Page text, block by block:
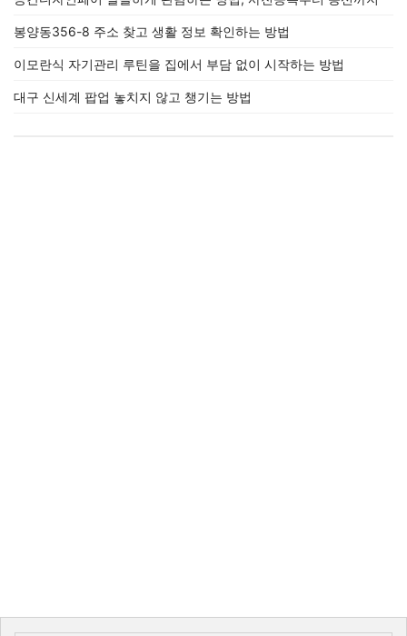
봉양동356-8 주소 찾고 생활 정보 확인하는 방법
이모란식 자기관리 루틴을 집에서 부담 없이 시작하는 방법
대구 신세계 팝업 놓치지 않고 챙기는 방법